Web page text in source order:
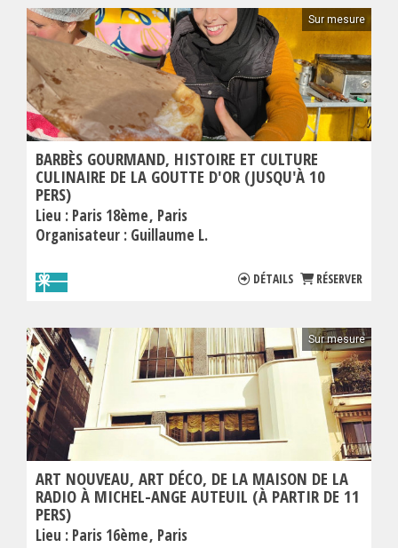
Sur mesure
BARBÈS GOURMAND, HISTOIRE ET CULTURE
CULINAIRE DE LA GOUTTE D'OR (JUSQU'À 10
PERS)
Lieu : Paris 18ème Paris
Organisateur : Guillaume L.
DÉTAILS RÉSERVER
Sur mesure
ART NOUVEAU, ART DÉCO, DE LA MAISON DE LA
RADIO À MICHEL-ANGE AUTEUIL (À PARTIR DE 11
PERS)
Lieu : Paris 16ème Paris